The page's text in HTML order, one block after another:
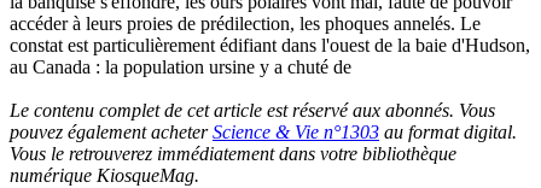
accéder à leurs proies de prédilection, les phoques annelés. Le
constat est particulièrement édifiant dans l'ouest de la baie d'Hudson,
au Canada : la population ursine y a chuté de
Le contenu complet de cet article est réservé aux abonnés. Vous
pouvez également acheterScience & Vie n°1303 au format digital.
Vous le retrouverez immédiatement dans votre bibliothèque
numérique KiosqueMag.